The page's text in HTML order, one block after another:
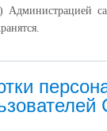
Администрацией